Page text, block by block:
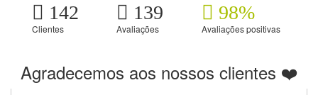
142
Clientes
139
Avaliações
98%
Avaliações positivas
Agradecemos aos nossos clientes ❤️